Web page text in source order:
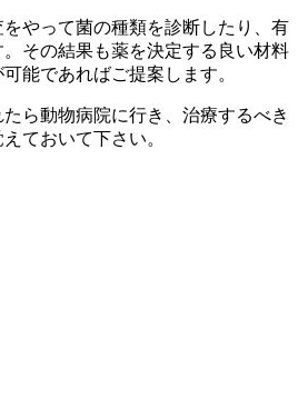
やって菌の種類を診断したり、有
その結果も薬を決定する良い材料
能であればご提案します。
ら動物病院に行き、治療するべき
ておいて下さい。